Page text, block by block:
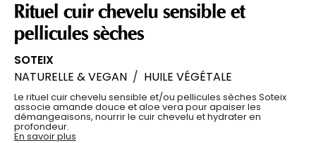
Rituel cuir chevelu sensible et
pellicules sèches
SOTEIX
NATURELLE & VEGAN / HUILE VÉGÉTALE
Le rituel cuir chevelu sensible et/ou pellicules sèches Soteix
associe amande douce et aloe vera pour apaiser les
démangeaisons, nourrir le cuir chevelu et hydrater en
profondeur.
En savoir plus